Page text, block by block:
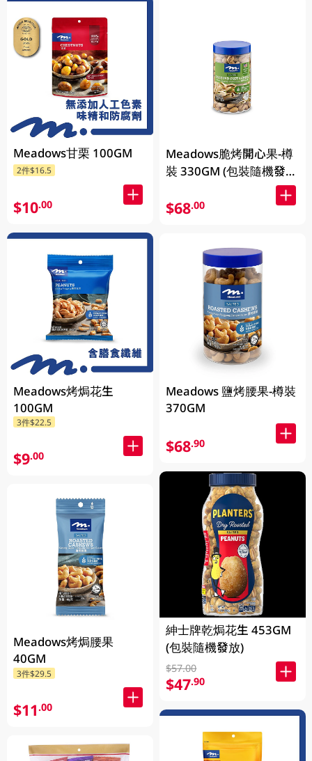
Meadows甘栗 100GM
2件$16.5
$10.00
Meadows烤焗花生
100GM
3件$22.5
$9.00
Meadows烤焗腰果
40GM
3件$29.5
$11.00
Meadows脆烤開心果-樽
裝 330GM (包裝隨機發
$68.00
Meadows 鹽烤腰果-樽裝
370GM
$68.90
紳士牌乾焗花生 453GM
(包裝隨機發放)
$57.00
$47.90